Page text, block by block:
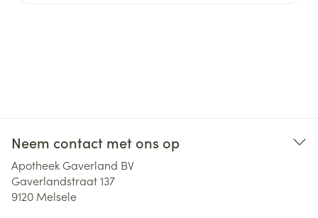
Neem contact met ons op
Apotheek Gaverland BV
Gaverlandstraat 137
9120 Melsele